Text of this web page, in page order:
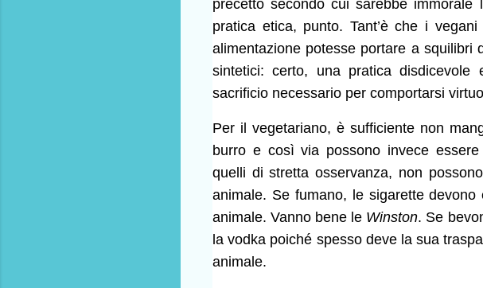
precetto secondo cui sarebbe
pratica etica, punto. Tant’è che i
alimentazione potesse portare a squilibri
sintetici: certo, una pratica
sacrificio necessario per comportarsi
Per il vegetariano, è sufficiente non
burro e così via possono invece
quelli di stretta osservanza, non
animale. Se fumano, le sigarette
animale. Vanno bene le Winston. Se
la vodka poiché spesso deve la sua
animale.